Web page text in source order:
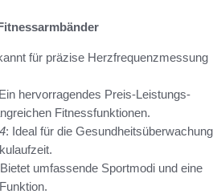
für präzise Herzfrequenzmessung
hervorragendes Preis-Leistungs-
Fitnessfunktionen.
: Ideal für die Gesundheitsüberwachung
umfassende Sportmodi und eine